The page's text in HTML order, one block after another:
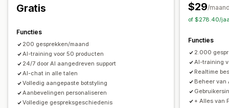
Aanpassing
Kleur en lettertype Chatvenster
Chatknoppen Chatstromen Agentavatar
Gratis
Functies
200 gesprekken/maand
AI-training voor 50 producten
24/7 door AI aangedreven support
AI-chat in alle talen
Volledig aangepaste botstyling
Aanbevelingen personaliseren
Volledige gespreksgeschiedenis
$29/
of $278.40/
Functies
2.000
AI-training
Realtime
Beheer van
+ Alles van